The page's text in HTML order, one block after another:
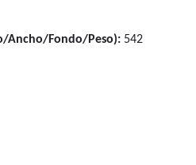
Ancho/Fondo/Peso): 542